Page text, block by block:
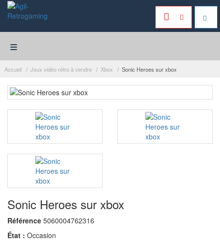
≡
Accueil Jeux vidéo rétro à vendre Xbox Sonic Heroes sur xbox
Sonic Heroes sur xbox
Référence 5060004762316
État : Occasion